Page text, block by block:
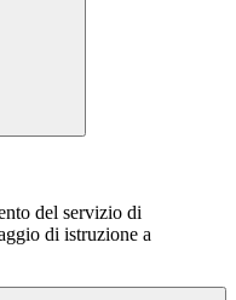
del servizio di
di istruzione a